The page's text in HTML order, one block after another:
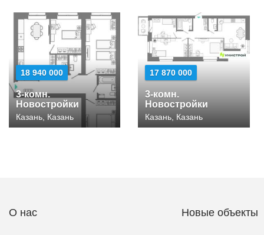
18 940 000
3-комн.
Новостройки
Казань, Казань
17 870 000
3-комн.
Новостройки
Казань, Казань
О нас Новые объекты